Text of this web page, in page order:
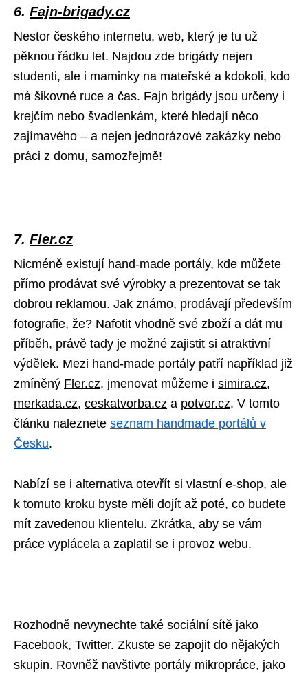
6. Fajn-brigady.cz
Nestor českého internetu, web, který je tu už
pěknou řádku let. Najdou zde brigády nejen
studenti, ale i maminky na mateřské a kdokoli, kdo
má šikovné ruce a čas. Fajn brigády jsou určeny i
krejčím nebo švadlenkám, které hledají něco
zajímavého – a nejen jednorázové zakázky nebo
práci z domu, samozřejmě!
7. Fler.cz
Nicméně existují hand-made portály, kde můžete
přímo prodávat své výrobky a prezentovat se tak
dobrou reklamou. Jak známo, prodávají především
fotografie, že? Nafotit vhodně své zboží a dát mu
příběh, právě tady je možné zajistit si atraktivní
výdělek. Mezi hand-made portály patří například již
zmíněný Fler.cz, jmenovat můžeme i simira.cz,
merkada.cz, ceskatvorba.cz a potvor.cz. V tomto
článku naleznete seznam handmade portálů v
Česku.
Nabízí se i alternativa otevřít si vlastní e-shop, ale
k tomuto kroku byste měli dojít až poté, co budete
mít zavedenou klientelu. Zkrátka, aby se vám
práce vyplácela a zaplatil se i provoz webu.
Rozhodně nevynechte také sociální sítě jako
Facebook, Twitter. Zkuste se zapojit do nějakých
skupin. Rovněž navštivte portály mikropráce, jako